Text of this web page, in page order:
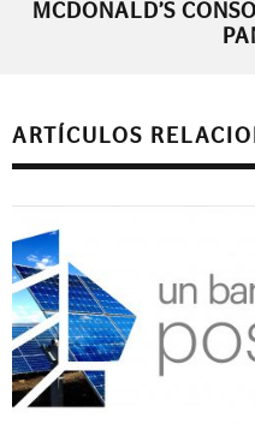
MCDONALD’S
ARTÍCULOS